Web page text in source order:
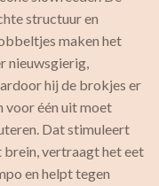
structuur en
maken het
nieuwsgierig,
hij de brokjes er
voor één uit moet
Dat stimuleert
brein, vertraagt het eet
en helpt tegen